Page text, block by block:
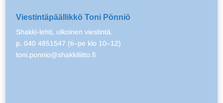
Viestintäpäällikkö Toni Pönniö
Shakki-lehti, ulkoinen viestintä.
p. 040 4851547 (ti–pe klo 10–12)
toni.ponnio@shakkiliitto.fi